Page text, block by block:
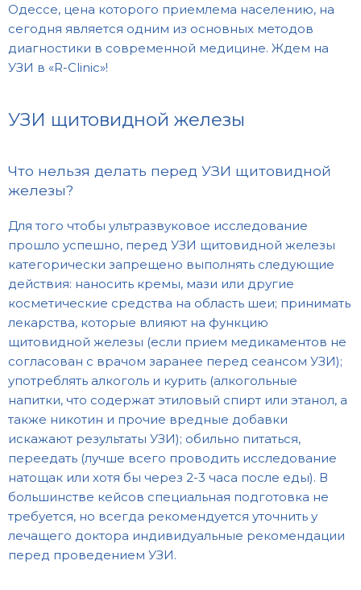
Одессе, цена которого приемлема населению, на
сегодня является одним из основных методов
диагностики в современной медицине. Ждем на
УЗИ в «R-Clinic»!
УЗИ щитовидной железы
Что нельзя делать перед УЗИ щитовидной
железы?
Для того чтобы ультразвуковое исследование
прошло успешно, перед УЗИ щитовидной железы
категорически запрещено выполнять следующие
действия: наносить кремы, мази или другие
косметические средства на область шеи; принимать
лекарства, которые влияют на функцию
щитовидной железы (если прием медикаментов не
согласован с врачом заранее перед сеансом УЗИ);
употреблять алкоголь и курить (алкогольные
напитки, что содержат этиловый спирт или этанол, а
также никотин и прочие вредные добавки
искажают результаты УЗИ); обильно питаться,
переедать (лучше всего проводить исследование
натощак или хотя бы через 2-3 часа после еды). В
большинстве кейсов специальная подготовка не
требуется, но всегда рекомендуется уточнить у
лечащего доктора индивидуальные рекомендации
перед проведением УЗИ.